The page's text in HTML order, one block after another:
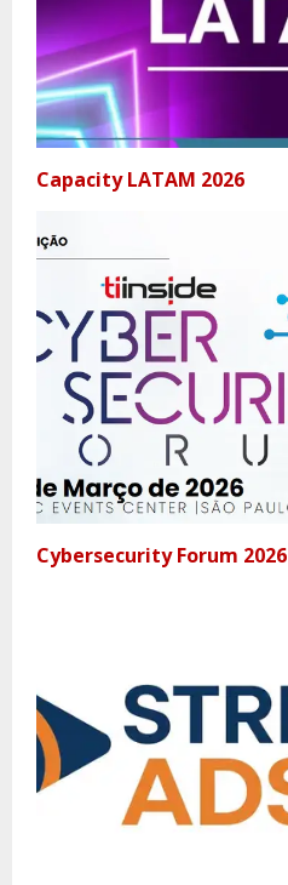
Capacity LATAM 2026
Cybersecurity Forum 2026